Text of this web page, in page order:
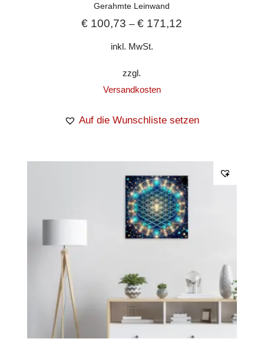
Gerahmte Leinwand
€ 100,73 –€ 171,12
inkl. MwSt.
zzgl.
Versandkosten
Auf die Wunschliste setzen